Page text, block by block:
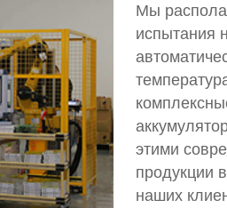
Мы
испытания
этими
продукции
наших